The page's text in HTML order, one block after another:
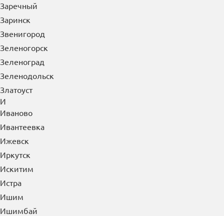
Заречный
Заринск
Звенигород
Зеленогорск
Зеленоград
Зеленодольск
Златоуст
И
Иваново
Ивантеевка
Ижевск
Иркутск
Искитим
Истра
Ишим
Ишимбай